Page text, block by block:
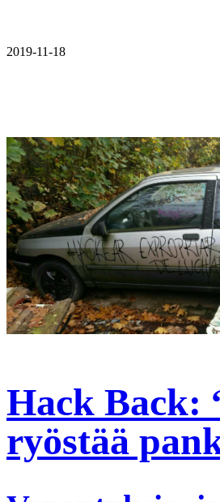
2019-11-18
Hack Back:
ryöstää